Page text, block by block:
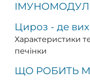
Цироз - де
Характеристики
печінки
ЩО РОБИТЬ